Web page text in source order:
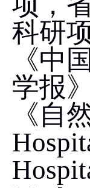
科研
《中
学报
《自